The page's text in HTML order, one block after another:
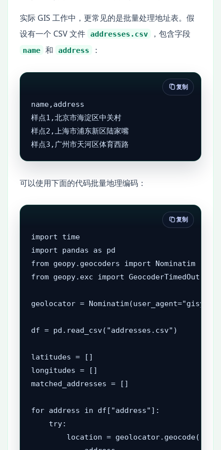
实际 GIS 工作中，更常见的是批量处理地址表。假
设有一个 CSV 文件 addresses.csv ，包含字段
name 和 address ：
name,address
样点1,北京市海淀区中关村
样点2,上海市浦东新区陆家嘴
样点3,广州市天河区体育西路
复制
可以使用下面的代码批量地理编码：
import time
import pandas as pd
from geopy.geocoders import Nominatim
from geopy.exc import GeocoderTimedOut,
geolocator =
df = pd.read_csv("addresses.csv")
latitudes = []
longitudes = []
matched_addresses = []
for address in df["address"]:
    try:
        location = geolocator.geocode(
复制